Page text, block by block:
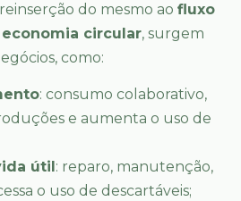
do mesmo ao fluxo
economia circular, surgem
como:
: consumo colaborativo,
e aumenta o uso de
útil : reparo, manutenção,
o uso de descartáveis;